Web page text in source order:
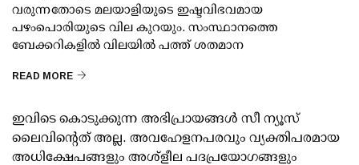
വരുന്നതോടെ മലയാളിയുടെ ഇഷ്ടവിഭവമായ
പഴംപൊരിയുടെ വില കുറയും. സംസ്ഥാനത്തെ
ബേക്കറികളില്‍ വിലയില്‍ പത്ത് ശതമാന
READ MORE
ഇവിടെ കൊടുക്കുന്ന അഭിപ്രായങ്ങള്‍ സീ ന്യൂസ്
ലൈവിന്റെത് അല്ല. അവഹേളനപരവും വ്യക്തിപരമായ
അധിക്ഷേപങ്ങളും അശ്‌ളീല പദപ്രയോഗങ്ങളും